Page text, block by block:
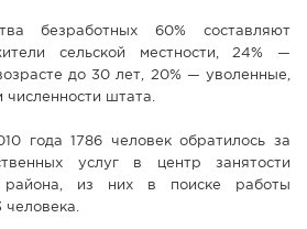
безработных 60% составляют
сельской местности, 24% —
до 30 лет, 20% — уволенные,
численности штата.
года 1786 человек обратилось за
услуг в центр занятости
района, из них в поиске работы
человека.